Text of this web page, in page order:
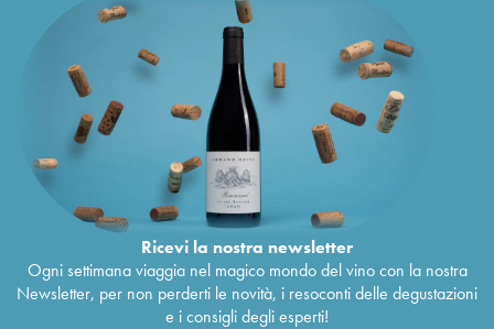
Ricevi la nostra newsletter
Ogni settimana viaggia nel magico mondo del vino con la nostra
Newsletter, per non perderti le novità, i resoconti delle degustazioni
e i consigli degli esperti!